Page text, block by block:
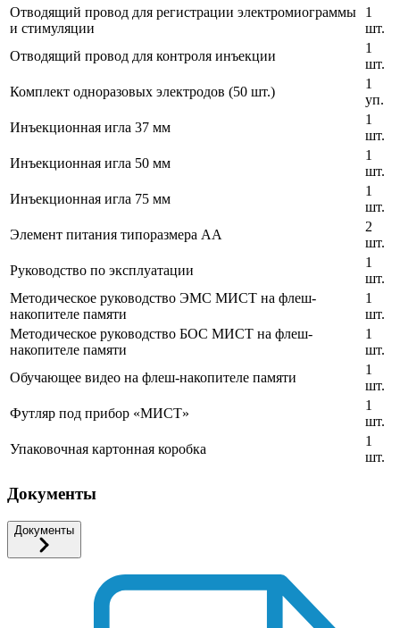
Отводящий провод для регистрации электромиограммы
и стимуляции
1
шт.
Отводящий провод для контроля инъекции
1
шт.
Комплект одноразовых электродов (50 шт.)
1
уп.
Инъекционная игла 37 мм
1
шт.
Инъекционная игла 50 мм
1
шт.
Инъекционная игла 75 мм
1
шт.
Элемент питания типоразмера AA
2
шт.
Руководство по эксплуатации
1
шт.
Методическое руководство ЭМС МИСТ на флеш-
накопителе памяти
1
шт.
Методическое руководство БОС МИСТ на флеш-
накопителе памяти
1
шт.
Обучающее видео на флеш-накопителе памяти
1
шт.
Футляр под прибор «МИСТ»
1
шт.
Упаковочная картонная коробка
1
шт.
Документы
Документы